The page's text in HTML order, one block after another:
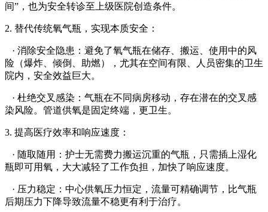
间”，也为安全转诊至上级医院创造条件。
2. 替代传统氧气瓶，实现本质安全：
· 消除安全隐患：避免了氧气瓶在储存、搬运、使用中的风
险（爆炸、倾倒、助燃），尤其在空间有限、人员密集的卫生
院内，安全效益巨大。
· 杜绝交叉感染：气瓶在不同病房移动，存在潜在的交叉感
染风险。管道供氧是固定终端，更卫生。
3. 提高医疗效率和响应速度：
· 随取随用：护士无需费力搬运沉重的气瓶，只需插上湿化
瓶即可用氧，大大减轻了工作负担，加快了响应速度。
· 压力稳定：中心供氧压力恒定，流量可精确调节，比气瓶
后期压力下降导致流量不稳更有利于治疗。